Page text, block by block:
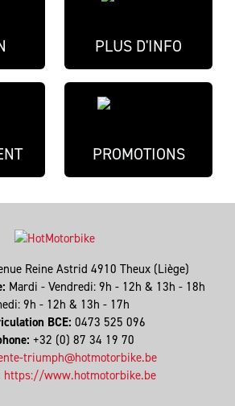
PLUS D'INFO
PROMOTIONS
Reine Astrid 4910 Theux (Liège)
Mardi - Vendredi: 9h - 12h & 13h - 18h
9h - 12h & 13h - 17h
BCE: 0473 525 096
+32 (0) 87 34 19 70
triumph@hotmotorbike.be
https://www.hotmotorbike.be